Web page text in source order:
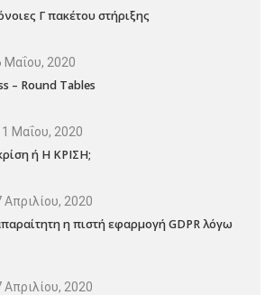
Γ πακέτου στήριξης
Μαΐου, 2020
– Round Tables
Μαΐου, 2020
ή Η ΚΡΙΣΗ;
Απριλίου, 2020
η πιστή εφαρμογή GDPR λόγω
Απριλίου, 2020